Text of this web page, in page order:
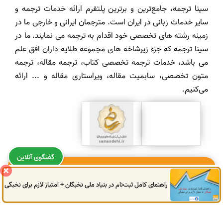
سینا ترجمه، جامع‌ترین و برترین پلتفرم ارائه خدمات ترجمه و
سایر خدمات زبانی در ایران است. مترجمان ایرانی و خارجی ما در
زمینه رشته های تخصصی خود اقدام به ترجمه می نمایند. ما در
سینا ترجمه که جزء زیرشاخه های مجموعه طلایه داران افق علم
می باشد، خدمات ترجمه تخصصی کتاب، ترجمه مقاله، ترجمه
متون تخصصی، سابمیت مقاله، ویراستاری مقاله و ... ارائه
می‌کنیم.
اینستاگرام تلگرام واتساپ
04133250787
09149724522
راهنمای کامل ثبت‌نام در بنیاد ملی نخبگان + امتیاز لازم برای نخبگی
گفتگوی آنلاین